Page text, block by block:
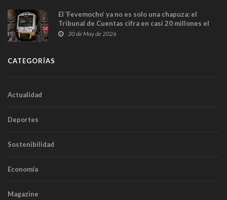
El ‘Fevemocho’ ya no es solo una chapuza: el
Tribunal de Cuentas cifra en casi 20 millones el
sobrecoste de los trenes que no cabían por los
30 de May de 2026
CATEGORÍAS
Actualidad
Deportes
Sostenibilidad
Economía
Magazine